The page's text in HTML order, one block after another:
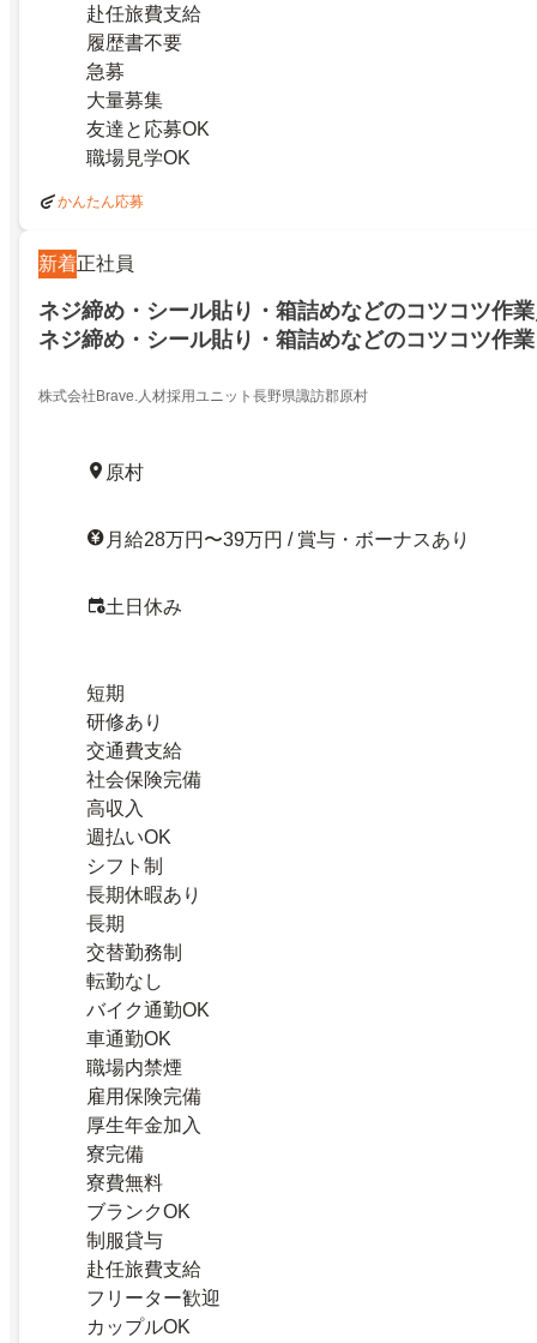
赴任旅費支給
履歴書不要
急募
大量募集
友達と応募OK
職場見学OK
かんたん応募
新着正社員
ネジ締め・シール貼り・箱詰めなどのコツコツ作
ネジ締め・シール貼り・箱詰めなどのコツコツ作
14185049
株式会社Brave.人材採用ユニット長野県諏訪郡原村
原村
月給28万円〜39万円 / 賞与・ボーナスあり
土日休み
短期
研修あり
交通費支給
社会保険完備
高収入
週払いOK
シフト制
長期休暇あり
長期
交替勤務制
転勤なし
バイク通勤OK
車通勤OK
職場内禁煙
雇用保険完備
厚生年金加入
寮完備
寮費無料
ブランクOK
制服貸与
赴任旅費支給
フリーター歓迎
カップルOK